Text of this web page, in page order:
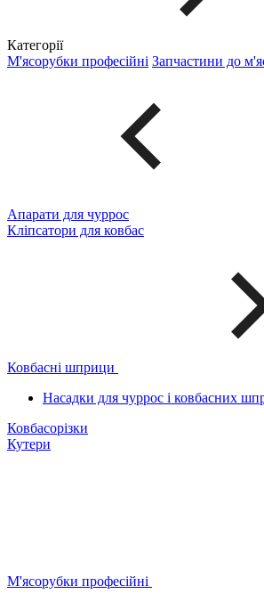
Категорії
М'ясорубки професійні Запчастини до
Апарати для чуррос
Кліпсатори для ковбас
Ковбасні шприци
Насадки для чуррос і ковбасних
Ковбасорізки
Кутери
М'ясорубки професійні